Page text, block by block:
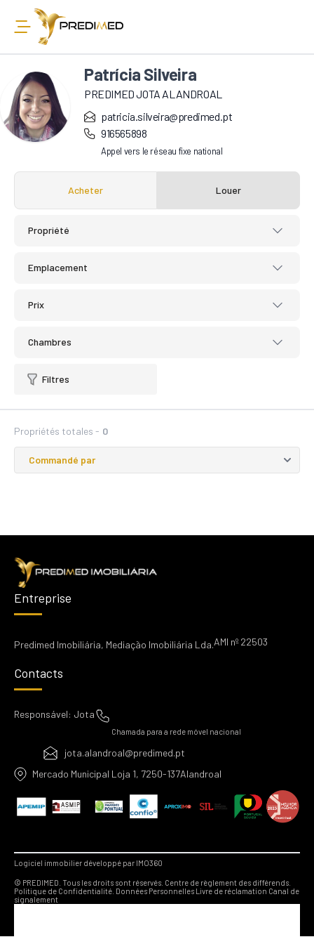
Patrícia Silveira
PREDIMED JOTA ALANDROAL
patricia.silveira@predimed.pt
916565898
Appel vers le réseau fixe national
Acheter Louer
Propriété
Emplacement
Prix
Chambres
Filtres
Propriétés totales - 0
Entreprise
Predimed Imobiliária, Mediação Imobiliária Lda.AMI nº 22503
Contacts
Responsável: Jota
Chamada para a rede móvel nacional
jota.alandroal@predimed.pt
Mercado Municipal Loja 1, 7250-137Alandroal
Logiciel immobilier développé par IMO360
© PREDIMED. Tous les droits sont réservés. Centre de règlement des différends.
Politique de Confidentialité. Données PersonnellesLivre de réclamation Canal de
signalement